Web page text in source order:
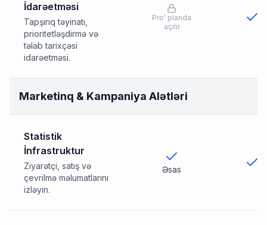
İdarəetməsi
Tapşırıq təyinatı,
prioritetləşdirmə və
tələb tarixçəsi
idarəetməsi.
Pro' planda
açılır
Marketinq & Kampaniya Alətləri
Statistik
İnfrastruktur
Ziyarətçi, satış və
çevrilmə məlumatlarını
izləyin.
Əsas